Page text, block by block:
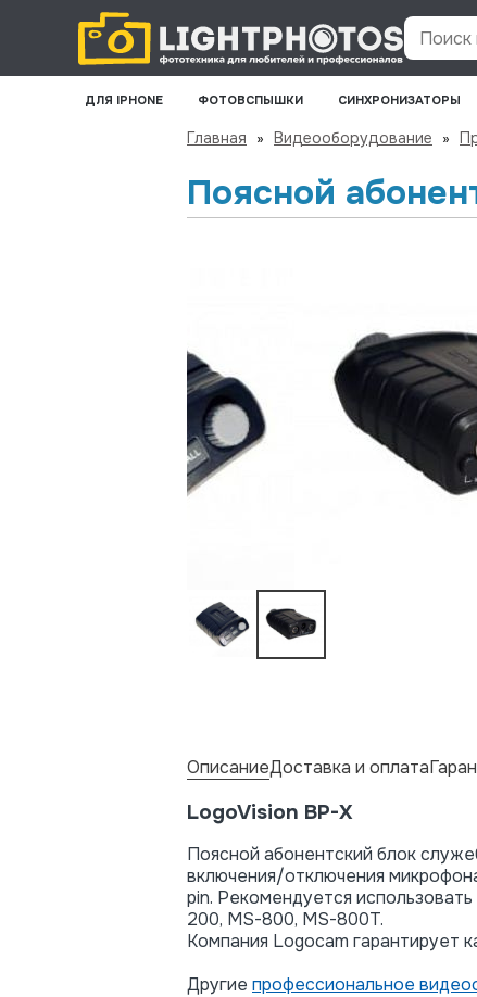
Поиск
ДЛЯ IPHONE ФОТОВСПЫШКИ СИНХРОНИЗАТОРЫ
Главная » Видеооборудование »
Поясной
ОписаниеДоставка и оплата
LogoVision BP-X
Поясной абонентский блок
включения/отключения
pin. Рекомендуется
200, MS-800, MS-800T.
Компания Logocam гарантирует
Другие профессиональное